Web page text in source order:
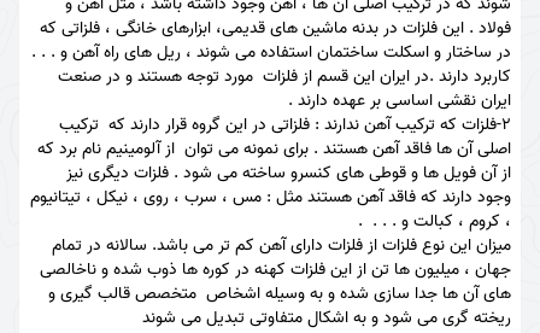
فولاد . این فلزات در بدنه ماشین های قدیمی، ابزارهای خانگی ، فلزاتی که
در ساختار و اسکلت ساختمان استفاده می شوند ، ریل های راه آهن و . . .
کاربرد دارند .در ایران این قسم از فلزات مورد توجه هستند و در صنعت
ایران نقشی اساسی بر عهده دارند .
۲-فلزات که ترکیب آهن ندارند : فلزاتی در این گروه قرار دارند که ترکیب
اصلی آن ها فاقد آهن هستند . برای نمونه می توان از آلومینیم نام برد که
از آن فویل ها و قوطی های کنسرو ساخته می شود . فلزات دیگری نیز
وجود دارند که فاقد آهن هستند مثل : مس ، سرب ، روی ، نیکل ، تیتانیوم
، کروم ، کبالت و . . . .
میزان این نوع فلزات از فلزات دارای آهن کم تر می باشد. سالانه در تمام
جهان ، میلیون ها تن از این فلزات کهنه در کوره ها ذوب شده و ناخالصی
های آن ها جدا سازی شده و به وسیله اشخاص متخصص قالب گیری و
ریخته گری می شود و به اشکال متفاوتی تبدیل می شوند